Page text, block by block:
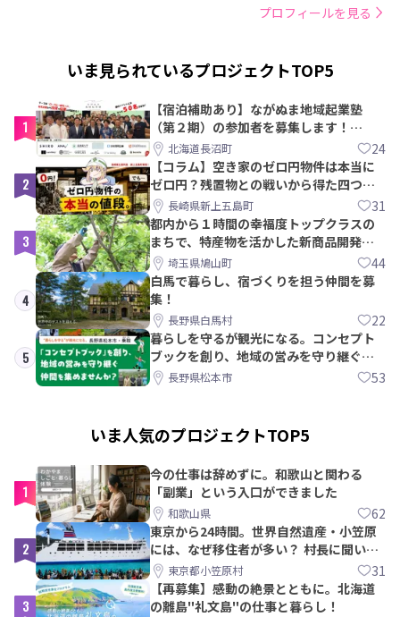
プロフィールを見る
いま見られているプロジェクトTOP5
1
【宿泊補助あり】ながぬま地域起業塾
（第２期）の参加者を募集します！
【8/21〆】
北海道長沼町 24
2
【コラム】空き家のゼロ円物件は本当に
ゼロ円？残置物との戦いから得た四つの
教訓｜新上五島町
長崎県新上五島町 31
3
都内から１時間の幸福度トップクラスの
まちで、特産物を活かした新商品開発＆
PRメンバー募集！
埼玉県鳩山町 44
4
白馬で暮らし、宿づくりを担う仲間を募
集！
長野県白馬村 22
5
暮らしを守るが観光になる。コンセプト
ブックを創り、地域の営みを守り継ぐ仲
間を集めませんか？
長野県松本市 53
いま人気のプロジェクトTOP5
1
今の仕事は辞めずに。和歌山と関わる
「副業」という入口ができました
和歌山県 62
2
東京から24時間。世界自然遺産・小笠原
には、なぜ移住者が多い？ 村長に聞いて
みた東京都小笠原村 31
3
【再募集】感動の絶景とともに。北海道
の離島"礼文島"の仕事と暮らし！